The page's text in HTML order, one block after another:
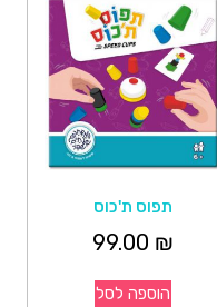
תפוס ת'כוס
99.00 ₪
הוספה לסל